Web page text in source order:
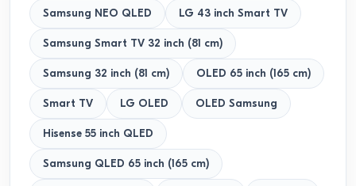
Samsung NEO QLED LG 43 inch Smart TV
Samsung Smart TV 32 inch (81 cm)
Samsung 32 inch (81 cm) OLED 65 inch (165 cm)
Smart TV LG OLED OLED Samsung
Hisense 55 inch QLED
Samsung QLED 65 inch (165 cm)